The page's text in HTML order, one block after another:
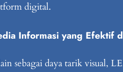
digital.
Informasi yang Efektif
sebagai daya tarik visual,